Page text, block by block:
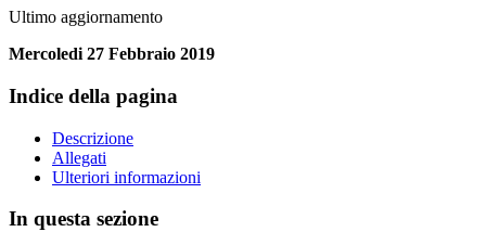
Ultimo aggiornamento
Mercoledi 27 Febbraio 2019
Indice della pagina
Descrizione
Allegati
Ulteriori informazioni
In questa sezione